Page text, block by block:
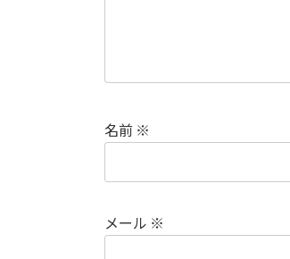
名前 ※
メール ※